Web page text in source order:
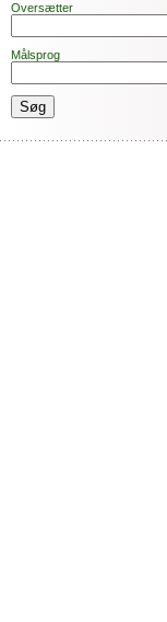
Oversætter
Målsprog